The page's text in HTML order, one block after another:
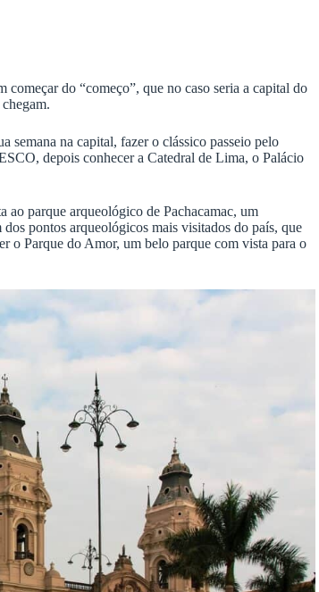
começar do “começo”, que no caso seria a capital do
semana na capital, fazer o clássico passeio pelo
depois conhecer a Catedral de Lima, o Palácio
ao parque arqueológico de Pachacamac, um
pontos arqueológicos mais visitados do país, que
o Parque do Amor, um belo parque com vista para o